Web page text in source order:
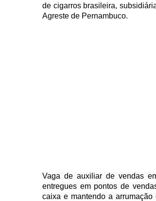
de cigarros brasileira,
Agreste de Pernambuco.
Vaga de auxiliar de vendas
entregues em pontos de
caixa e mantendo a